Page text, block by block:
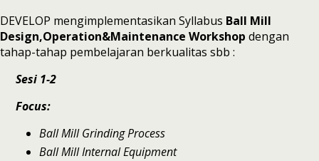
DEVELOP mengimplementasikan Syllabus Ball Mill
Design,Operation&Maintenance Workshop dengan
tahap-tahap pembelajaran berkualitas sbb :
Sesi 1-2
Focus:
Ball Mill Grinding Process
Ball Mill Internal Equipment